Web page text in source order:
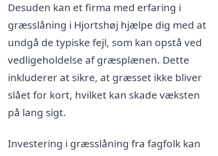
Desuden kan et firma med erfaring i
græsslåning i Hjortshøj hjælpe dig med at
undgå de typiske fejl, som kan opstå ved
vedligeholdelse af græsplænen. Dette
inkluderer at sikre, at græsset ikke bliver
slået for kort, hvilket kan skade væksten
på lang sigt.
Investering i græsslåning fra fagfolk kan